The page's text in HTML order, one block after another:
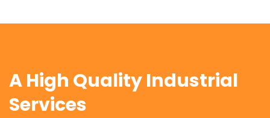
A High Quality Industrial
Services